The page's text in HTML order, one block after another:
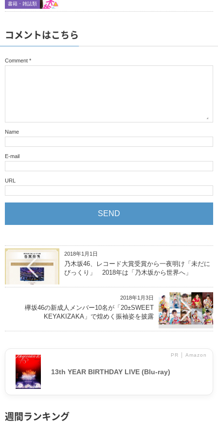
書籍・雑誌類
コメントはこちら
Comment *
Name
E-mail
URL
2018年1月1日
乃木坂46、レコード大賞受賞から一夜明け「未だに
びっくり」 2018年は「乃木坂から世界へ」
2018年1月3日
欅坂46の新成人メンバー10名が「20±SWEET
KEYAKIZAKA」で煌めく振袖姿を披露
PR │ Amazon
13th YEAR BIRTHDAY LIVE (Blu-ray)
週間ランキング